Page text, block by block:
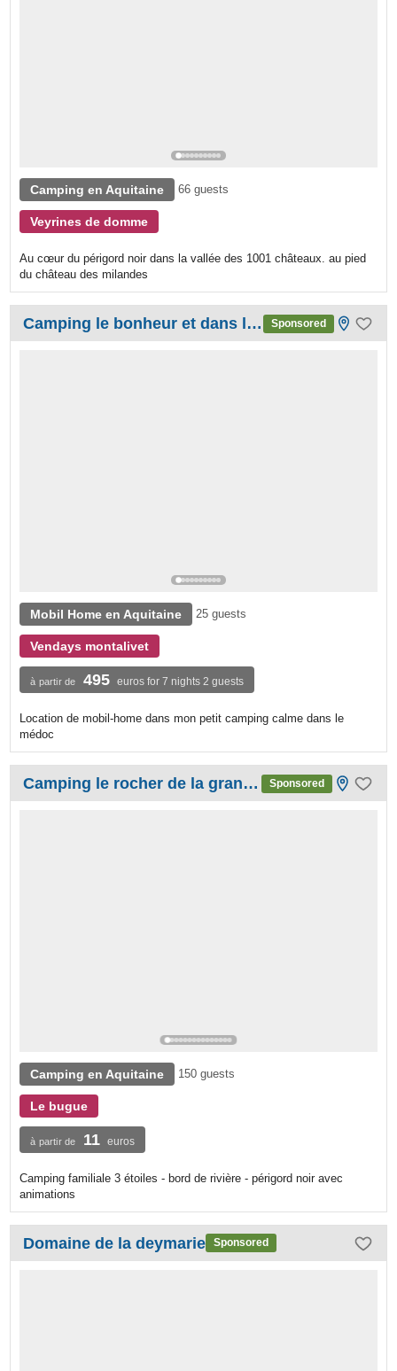
Camping en Aquitaine 66 guests
Veyrines de domme
Au cœur du périgord noir dans la vallée des 1001 châteaux. au pied
du château des milandes
Camping le bonheur et dans le pré Sponsored
Mobil Home en Aquitaine 25 guests
Vendays montalivet
à partir de 495 euros for 7 nights 2 guests
Location de mobil-home dans mon petit camping calme dans le
médoc
Camping le rocher de la granelle Sponsored
Camping en Aquitaine 150 guests
Le bugue
à partir de 11 euros
Camping familiale 3 étoiles - bord de rivière - périgord noir avec
animations
Domaine de la deymarie Sponsored